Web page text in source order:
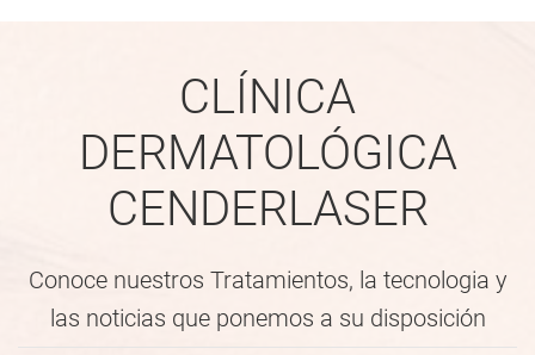
CLÍNICA
DERMATOLÓGICA
CENDERLASER
Conoce nuestros Tratamientos, la tecnologia y
las noticias que ponemos a su disposición